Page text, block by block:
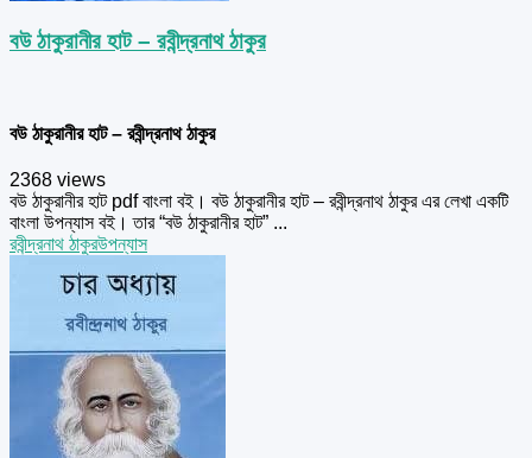
বউ ঠাকুরানীর হাট – রবীন্দ্রনাথ ঠাকুর
বউ ঠাকুরানীর হাট – রবীন্দ্রনাথ ঠাকুর
2368 views
বউ ঠাকুরানীর হাট pdf বাংলা বই। বউ ঠাকুরানীর হাট – রবীন্দ্রনাথ ঠাকুর এর লেখা একটি
বাংলা উপন্যাস বই। তার “বউ ঠাকুরানীর হাট” ...
রবীন্দ্রনাথ ঠাকুরউপন্যাস